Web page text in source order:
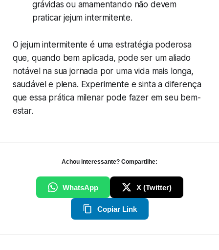
grávidas ou amamentando não devem
praticar jejum intermitente.
O jejum intermitente é uma estratégia poderosa
que, quando bem aplicada, pode ser um aliado
notável na sua jornada por uma vida mais longa,
saudável e plena. Experimente e sinta a diferença
que essa prática milenar pode fazer em seu bem-
estar.
Achou interessante? Compartilhe:
WhatsApp X (Twitter)
Copiar Link